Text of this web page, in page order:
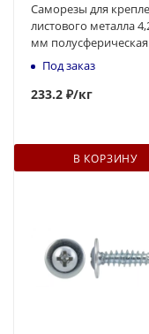
Саморезы для
листового металла
мм полусферическая
головка, наконечник -
сверло
Под заказ
233.2 ₽/кг
В КОРЗИНУ